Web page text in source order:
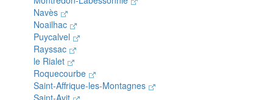
Navès
Noailhac
Puycalvel
Rayssac
le Rialet
Roquecourbe
Saint-Affrique-les-Montagnes
Saint-Avit